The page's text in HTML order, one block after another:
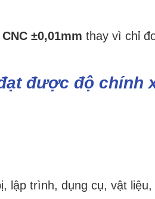
±0,01mm thay vì chỉ
được độ chính
lập trình, dụng cụ, vật liệu,